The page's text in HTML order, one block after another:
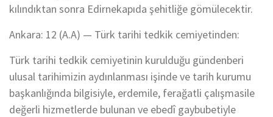
kılındıktan sonra Edirnekapıda şehitliğe gömülecektir.
Ankara: 12 (A.A) — Türk tarihi tedkik cemiyetinden:
Türk tarihi tedkik cemiyetinin kurulduğu gündenberi
ulusal tarihimizin aydınlanması işinde ve tarih kurumu
başkanlığında bilgisiyle, erdemile, ferağatli çalışmasile
değerli hizmetlerde bulunan ve ebedî gaybubetiyle